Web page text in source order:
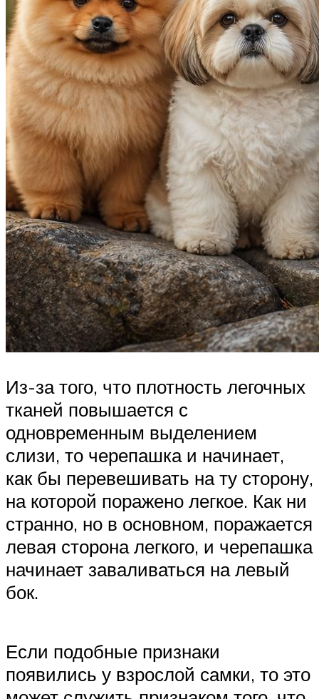
Из-за того, что плотность легочных
тканей повышается с
одновременным выделением
слизи, то черепашка и начинает,
как бы перевешивать на ту сторону,
на которой поражено легкое. Как ни
странно, но в основном, поражается
левая сторона легкого, и черепашка
начинает заваливаться на левый
бок.
Если подобные признаки
появились у взрослой самки, то это